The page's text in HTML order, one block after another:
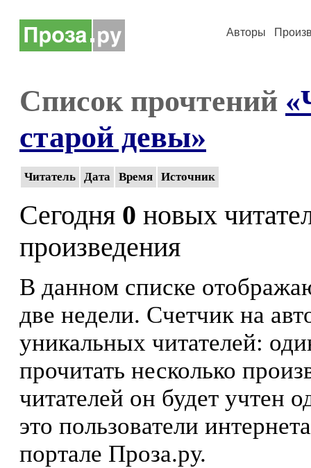
Авторы
Список прочтений
старой девы»
Читатель Дата Время Источник
Сегодня 0 новых
произведения
В данном списке
две недели. Счетчик на
уникальных читателей:
прочитать несколько
читателей он будет учтен
это пользователи
портале Проза.ру.